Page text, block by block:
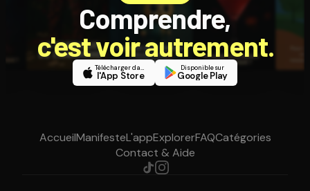
Comprendre,
c'est voir autrement.
Télécharger dans
l'App Store
Disponible sur
Google Play
AccueilManifesteL'appExplorerFAQCatégories
Contact & Aide